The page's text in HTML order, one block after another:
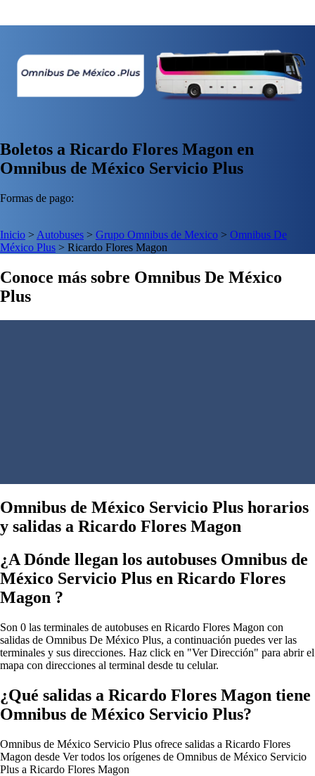
Boletos a Ricardo Flores Magon en
Omnibus de México Servicio Plus
Formas de pago:
Inicio > Autobuses > Grupo Omnibus de Mexico > Omnibus De
México Plus > Ricardo Flores Magon
Conoce más sobre Omnibus De México
Plus
Omnibus de México Servicio Plus horarios
y salidas a Ricardo Flores Magon
¿A Dónde llegan los autobuses Omnibus de
México Servicio Plus en Ricardo Flores
Magon ?
Son 0 las terminales de autobuses en Ricardo Flores Magon con
salidas de Omnibus De México Plus, a continuación puedes ver las
terminales y sus direcciones. Haz click en "Ver Dirección" para abrir el
mapa con direcciones al terminal desde tu celular.
¿Qué salidas a Ricardo Flores Magon tiene
Omnibus de México Servicio Plus?
Omnibus de México Servicio Plus ofrece salidas a Ricardo Flores
Magon desde Ver todos los orígenes de Omnibus de México Servicio
Plus a Ricardo Flores Magon